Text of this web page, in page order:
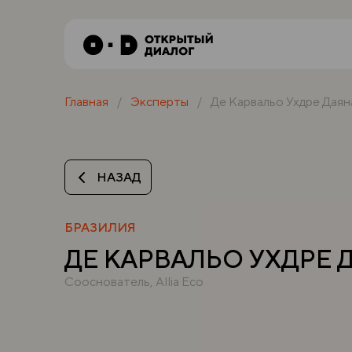
Главная Эксперты Де Карвальо Ухдре
НАЗАД
БРАЗИЛИЯ
ДЕ КАРВАЛЬО УХДРЕ
Сооснователь, Allia Eco